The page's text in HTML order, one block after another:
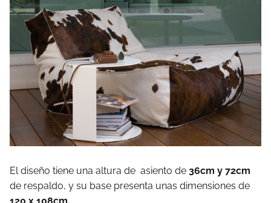
El diseño tiene una altura de asiento de 36cm y 72cm
de respaldo, y su base presenta unas dimensiones de
120 x 108cm.